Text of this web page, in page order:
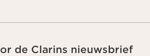
de Clarins nieuwsbrief